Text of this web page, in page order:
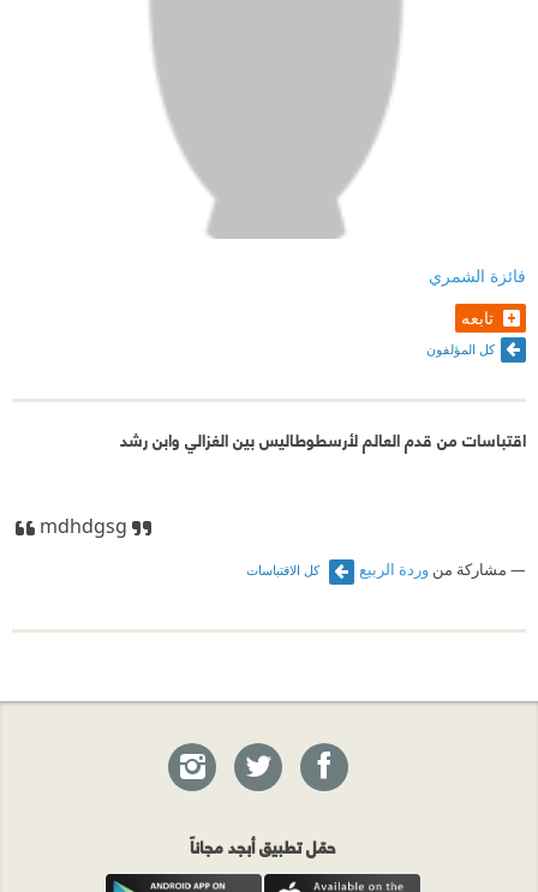
فائزة الشمري
تابعه
كل المؤلفون
اقتباسات من قدم العالم لأرسطوطاليس بين الغزالي وابن رشد
mdhdgsg
مشاركة من وردة الربيع كل الاقتباسات
حمّل تطبيق أبجد مجاناً